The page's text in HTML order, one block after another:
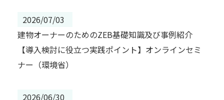
2026/07/03
建物オーナーのためのZEB基礎知識及び事例紹介
【導入検討に役立つ実践ポイント】オンラインセミ
ナー（環境省）
2026/06/30